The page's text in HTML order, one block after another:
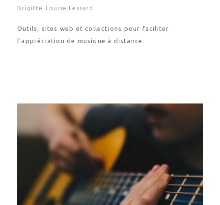
Brigitte-Louise Lessard
Outils, sites web et collections pour faciliter
l’appréciation de musique à distance.